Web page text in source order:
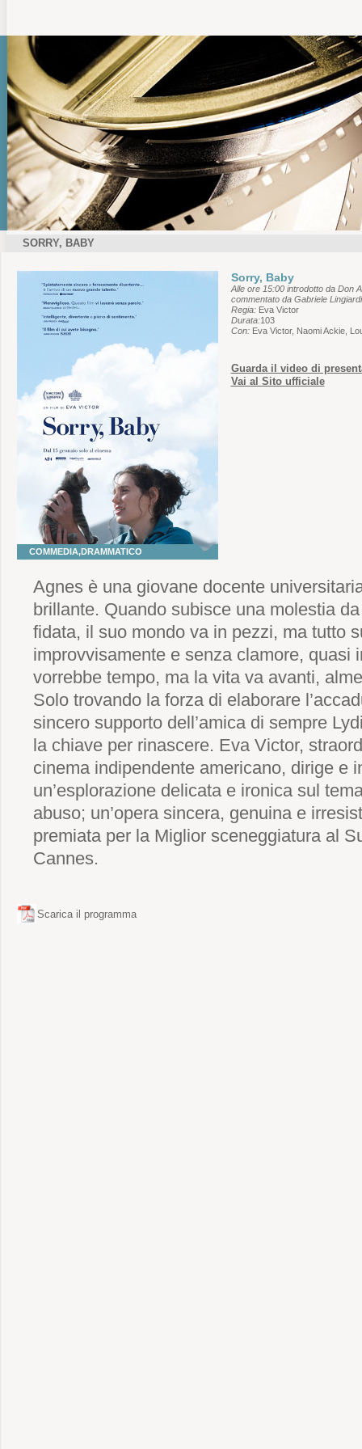
SORRY, BABY
COMMEDIA,DRAMMATICO
Sorry, Baby
Alle ore 15:00 introdotto da Don
commentato da Gabriele Lingiardi
Regia:Eva Victor
Durata:103
Con: Eva Victor, Naomi Ackie,
Guarda il video di
Vai al Sito ufficiale
Agnes è una giovane docente
brillante. Quando subisce una molestia
fidata, il suo mondo va in pezzi, ma tutto
improvvisamente e senza clamore, quasi
vorrebbe tempo, ma la vita va avanti,
Solo trovando la forza di elaborare
sincero supporto dell’amica di sempre
la chiave per rinascere. Eva Victor,
cinema indipendente americano, dirige e
un’esplorazione delicata e ironica sul
abuso; un’opera sincera, genuina e
premiata per la Miglior sceneggiatura al
Cannes.
Scarica il programma